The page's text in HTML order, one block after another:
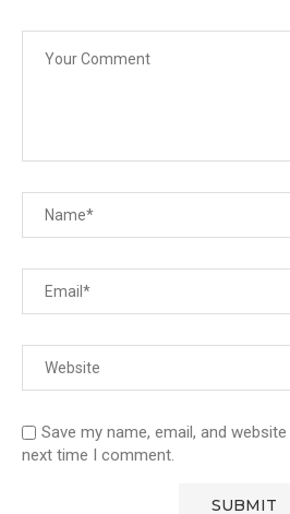
Save my name, email, and
next time I comment.